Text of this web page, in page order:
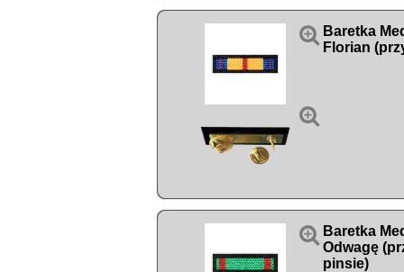


Baretka
Florian
 Baretka
Odwagę
pinsie)